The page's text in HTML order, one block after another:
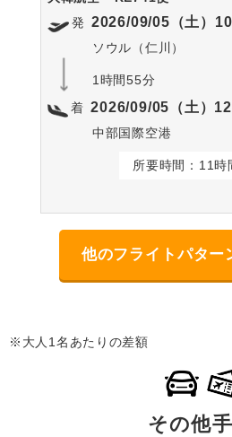
発 2026/09/05（土）
ソウル（仁川）
1時間55分
着 2026/09/05（土）
中部国際空港
所要時間：11時
他のフライトパター
※大人1名あたりの差額
その他